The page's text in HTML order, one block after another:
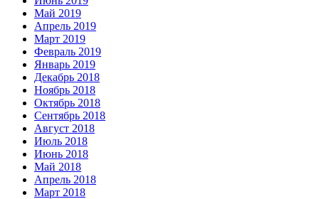
Май 2019
Апрель 2019
Март 2019
Февраль 2019
Январь 2019
Декабрь 2018
Ноябрь 2018
Октябрь 2018
Сентябрь 2018
Август 2018
Июль 2018
Июнь 2018
Май 2018
Апрель 2018
Март 2018